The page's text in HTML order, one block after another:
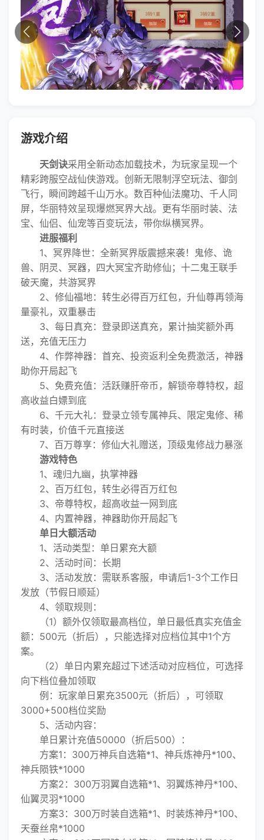
游戏介绍
天剑诀采用全新动态加载技术，为玩家呈现一个
精彩跨服空战仙侠游戏。创新无限制浮空玩法、御剑
飞行，瞬间跨越千山万水。数百种仙法魔功、千人同
屏，华丽特效呈现爆燃冥界大战。更有华丽时装、法
宝、仙侣、仙宠等百变玩法，带你纵横冥界。
进服福利
1、冥界降世：全新冥界版震撼来袭！鬼修、诡
兽、阴灵、冥器，四大冥宝齐助修仙；十二鬼王联手
破天魔，共游冥界
2、修仙福地：转生必得百万红包，升仙尊再领海
量豪礼，双重暴击
3、每日真充：登录即送真充，累计抽奖额外再
送，充值无压力
4、作弊神器：首充、投资返利全免费激活，神器
助你开局起飞
5、免费充值：活跃赚肝帝币，解锁帝尊特权，超
高收益白嫖到底
6、千元大礼：登录立领专属神兵、限定鬼修、稀
有时装，价值千元直接送
7、百万尊享：修仙大礼赠送，顶级鬼修战力暴涨
游戏特色
1、魂归九幽，执掌神器
2、百万红包，转生必得百万红包
3、帝尊特权，超高收益一网到底
4、内置神器，神器助你开局起飞
单日大额活动
1、活动类型：单日累充大额
2、活动时间：长期
3、活动发放：需联系客服，申请后1-3个工作日
发放（节假日顺延）
4、领取规则：
（1）额外仅领取最高档位，单日最低真实充值金
额：500元（折后），只能选择对应档位其中1个方
案。
（2）单日内累充超过下述活动对应档位，可选择
向下档位叠加领取
例：玩家单日累充3500元（折后），可领取
3000+500档位奖励
5、活动内容：
单日累计充值50000（折后500）：
方案1：300万神兵自选箱*1、神兵炼神丹*100、
神兵陨铁*1000
方案2：300万羽翼自选箱*1、羽翼炼神丹*100、
仙翼灵羽*1000
方案3：300万时装自选箱*1、时装炼神丹*100、
天蚕丝帛*1000